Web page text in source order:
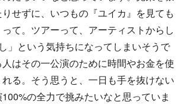
せずに、いつもの『ユイカ』を見ても
て。ツアーって、アーティストからし
」という気持ちになってしまいそうで
はその一公演のために時間やお金を使
る。そう思うと、一日も手を抜けない
の全力で挑みたいなと思っていま